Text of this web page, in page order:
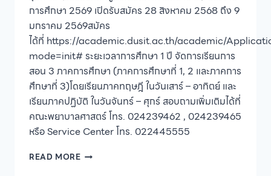
การศึกษา 2569 เปิดรับสมัคร 28 สิงหาคม 2568 ถึง 9
มกราคม 2569สมัคร
ได้ที่ https://academic.dusit.ac.th/academic/
mode=init# ระยะเวลาการศึกษา 1 ปี จัดการเรียนการ
สอน 3 ภาคการศึกษา (ภาคการศึกษาที่ 1, 2 และภาคการ
ศึกษาที่ 3)โดยเรียนภาคทฤษฎี ในวันเสาร์ – อาทิตย์ และ
เรียนภาคปฏิบัติ ในวันจันทร์ – ศุกร์ สอบถามเพิ่มเติมได้ที่
คณะพยาบาลศาสตร์ โทร. 024239462 , 024239465
หรือ Service Center โทร. 022445555
READ MOREคณะ